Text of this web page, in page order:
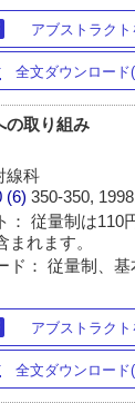
アブストラクト
全文ダウンロード
の取り組み
線科
(6)350-350,
： 従量制は110
まれます。
ド： 従量制、
アブストラクト
全文ダウンロード